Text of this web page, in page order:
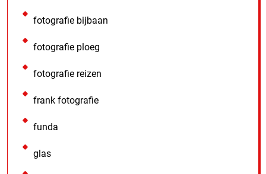
fotografie bijbaan
fotografie ploeg
fotografie reizen
frank fotografie
funda
glas